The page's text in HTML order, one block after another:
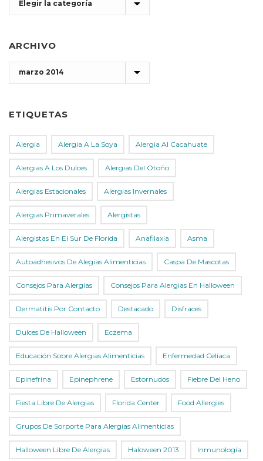
ARCHIVO
Archivo
ETIQUETAS
Alergia Alergia A La Soya Alergia Al Cacahuate
Alergias A Los Dulces Alergias Del Otoño
Alergias Estacionales Alergias Invernales
Alergias Primaverales Alergistas
Alergistas En El Sur De Florida Anafilaxia Asma
Autoadhesivos De Alegias Alimenticias Caspa De Mascotas
Consejos Para Alergias Consejos Para Alergias En Halloween
Dermatitis Por Contacto Destacado Disfraces
Dulces De Halloween Eczema
Educación Sobre Alergias Alimenticias Enfermedad Celíaca
Epinefrina Epinephrene Estornudos Fiebre Del Heno
Fiesta Libre De Alergias Florida Center Food Allergies
Grupos De Sorporte Para Alergias Alimenticias
Halloween Libre De Alergias Haloween 2013 Inmunología